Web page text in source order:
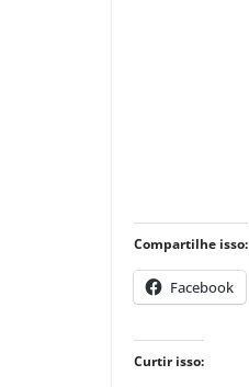
Compartilhe isso:
Facebook
Curtir isso: